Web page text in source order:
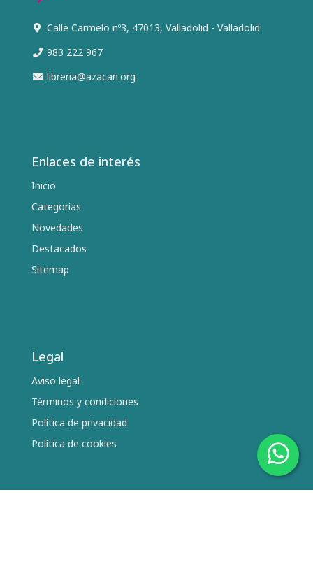
Calle Carmelo nº3, 47013, Valladolid - Valladolid
983 222 967
libreria@azacan.org
Enlaces de interés
Inicio
Categorías
Novedades
Destacados
Sitemap
Legal
Aviso legal
Términos y condiciones
Política de privacidad
Política de cookies